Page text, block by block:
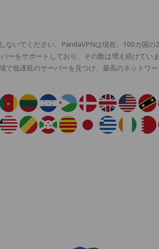
ないでください。PandaVPNは現在、100カ国の
ーをサポートしており、その数は増え続けていま
で低遅延のサーバーを見つけ、最高のネットワ